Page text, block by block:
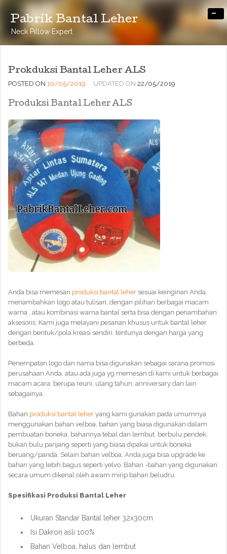
Pabrik Bantal Leher
Neck Pillow Expert
-
Prokduksi Bantal Leher ALS
POSTED ON 10/05/2019 UPDATED ON 22/05/2019
Produksi Bantal Leher ALS
Anda bisa memesan produksi bantal leher sesuai keinginan Anda,
menambahkan logo atau tulisan, dengan pilihan berbagai macam
warna , atau kombinasi warna bantal serta bisa dengan penambahan
aksesoris. Kami juga melayani pesanan khusus untuk bantal leher
dengan bentuk/pola kreasi sendiri. tentunya dengan harga yang
berbeda.
Penempatan logo dan nama bisa digunakan sebagai sarana promosi
perusahaan Anda, atau ada juga yg memesan di kami untuk berbagai
macam acara, berupa reuni, ulang tahun, anniversary dan lain
sebagainya.
Bahan produksi bantal leher yang kami gunakan pada umumnya
menggunakan bahan velboa, bahan yang biasa digunakan dalam
pembuatan boneka, bahannya tebal dan lembut, berbulu pendek,
bukan bulu panjang seperti yang biasa dipakai untuk boneka
beruang/panda. Selain bahan velboa, Anda juga bisa upgrade ke
bahan yang lebih bagus seperti yelvo. Bahan -bahan yang digunakan
secara umum dikenal oleh awam mirip bahan beludru.
Spesifikasi Produksi Bantal Leher
Ukuran Standar Bantal leher 32x30cm
Isi Dakron asli 100%
Bahan Velboa, halus dan lembut